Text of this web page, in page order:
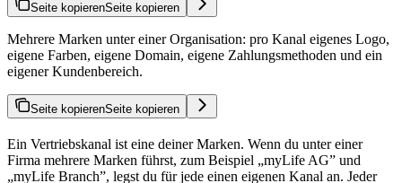
Seite kopierenSeite kopieren
Mehrere Marken unter einer Organisation: pro Kanal eigenes Logo,
eigene Farben, eigene Domain, eigene Zahlungsmethoden und ein
eigener Kundenbereich.
Seite kopierenSeite kopieren
Ein Vertriebskanal ist eine deiner Marken. Wenn du unter einer
Firma mehrere Marken führst, zum Beispiel „myLife AG” und
„myLife Branch”, legst du für jede einen eigenen Kanal an. Jeder